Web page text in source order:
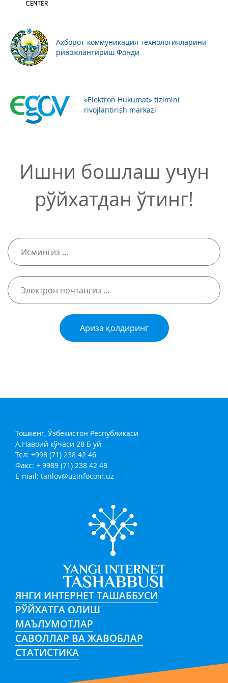
Ахборот-коммуникация технологияларини
ривожлантириш Фонди
«Elektron Hukumat» tizimini
rivojlantirish markazi
Ишни бошлаш учун
рўйхатдан ўтинг!
Ариза қолдиринг
Тошкент, Ўзбекистон Республикаси
А.Навоий кўчаси 28 Б уй
Тел: +998 (71) 238 42 46
Факс: + 9989 (71) 238 42 48
E-mail: tanlov@uzinfocom.uz
ЯНГИ ИНТЕРНЕТ ТАШАББУСИ
РЎЙХАТГА ОЛИШ
МАЪЛУМОТЛАР
САВОЛЛАР ВА ЖАВОБЛАР
СТАТИСТИКА